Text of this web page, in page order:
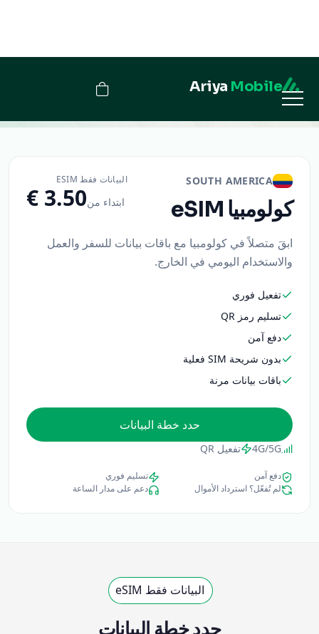
كولومبيا
SOUTH AMERICA
كولومبيا
البيانات فقط ESIM
ابتداء من
ابقَ متصلاً في كولومبيا مع باقات بيانات للسفر والعمل
والاستخدام اليومي في الخارج.
تفعيل فوري
تسليم رمز QR
دفع آمن
بدون شريحة SIM فعلية
باقات بيانات مرنة
حدد خطة البيانات
4G/5G تفعيل QR
دفع آمن
تسليم فوري
لم تُفعّل؟ استرداد الأموال
دعم على مدار الساعة
البيانات فقط eSIM